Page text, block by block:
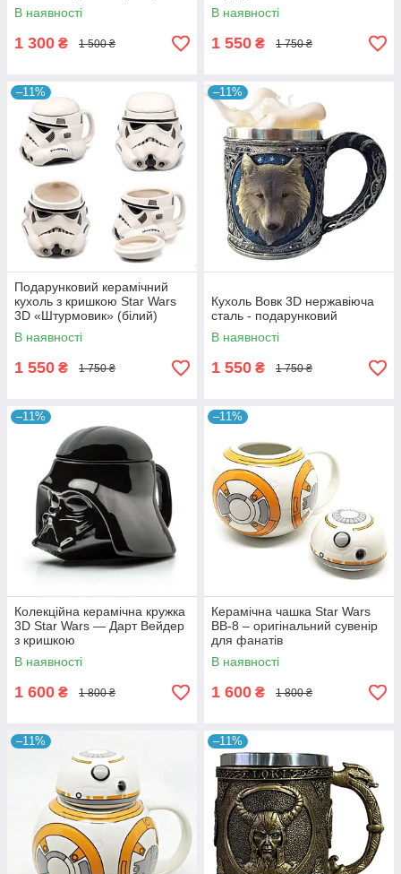
В наявності
1 300 ₴ 1 500 ₴
В наявності
1 550 ₴ 1 750 ₴
–11%
Подарунковий керамічний
кухоль з кришкою Star Wars
3D «Штурмовик» (білий)
В наявності
1 550 ₴ 1 750 ₴
–11%
Кухоль Вовк 3D нержавіюча
сталь - подарунковий
В наявності
1 550 ₴ 1 750 ₴
–11%
Колекційна керамічна кружка
3D Star Wars — Дарт Вейдер
з кришкою
В наявності
1 600 ₴ 1 800 ₴
–11%
Керамічна чашка Star Wars
BB-8 – оригінальний сувенір
для фанатів
В наявності
1 600 ₴ 1 800 ₴
–11% –11%